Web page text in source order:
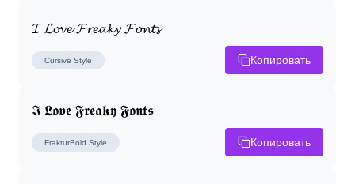
𝓘 𝓛𝓸𝓿𝓮 𝓕𝓻𝓮𝓪𝓴𝔂 𝓕𝓸𝓷𝓽𝓼
Cursive Style Копировать
𝕴 𝕷𝖔𝖛𝖊 𝕱𝖗𝖊𝖆𝖐𝖞 𝕱𝖔𝖓𝖙𝖘
FrakturBold Style Копировать